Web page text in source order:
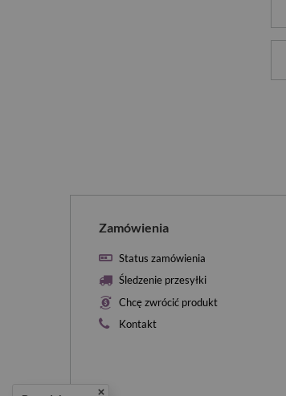
Zamówienia
Status zamówienia
Śledzenie przesyłki
Chcę zwrócić produkt
Kontakt